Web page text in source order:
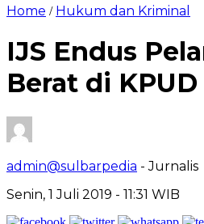
Home / Hukum dan Kriminal
IJS Endus
Berat di
admin@sulbarpedia - Jurnalis
Senin, 1 Juli 2019 - 11:31 WIB